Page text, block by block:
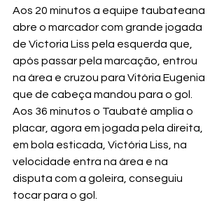
Aos 20 minutos a equipe taubateana
abre o marcador com grande jogada
de Victoria Liss pela esquerda que,
após passar pela marcação, entrou
na área e cruzou para Vitória Eugenia
que de cabeça mandou para o gol.
Aos 36 minutos o Taubaté amplia o
placar, agora em jogada pela direita,
em bola esticada, Victória Liss, na
velocidade entra na área e na
disputa com a goleira, conseguiu
tocar para o gol.